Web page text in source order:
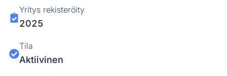
Yritys rekisteröity
2025
Tila
Aktiivinen